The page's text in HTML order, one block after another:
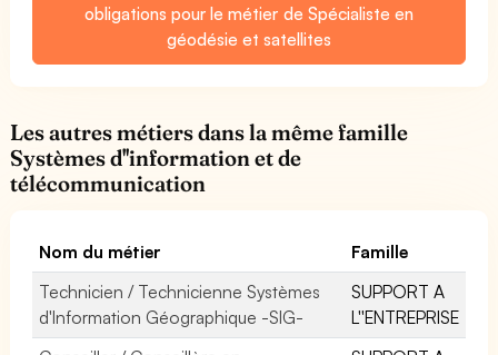
obligations pour le métier de Spécialiste en
géodésie et satellites
Les autres métiers dans la même famille
Systèmes d''information et de
télécommunication
Nom du métier
Famille
Technicien / Technicienne Systèmes
d'Information Géographique -SIG-
SUPPORT A
L''ENTREPRISE